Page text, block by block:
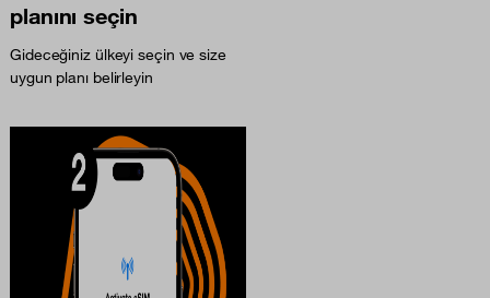
planını seçin
Gideceğiniz ülkeyi seçin ve size
uygun planı belirleyin